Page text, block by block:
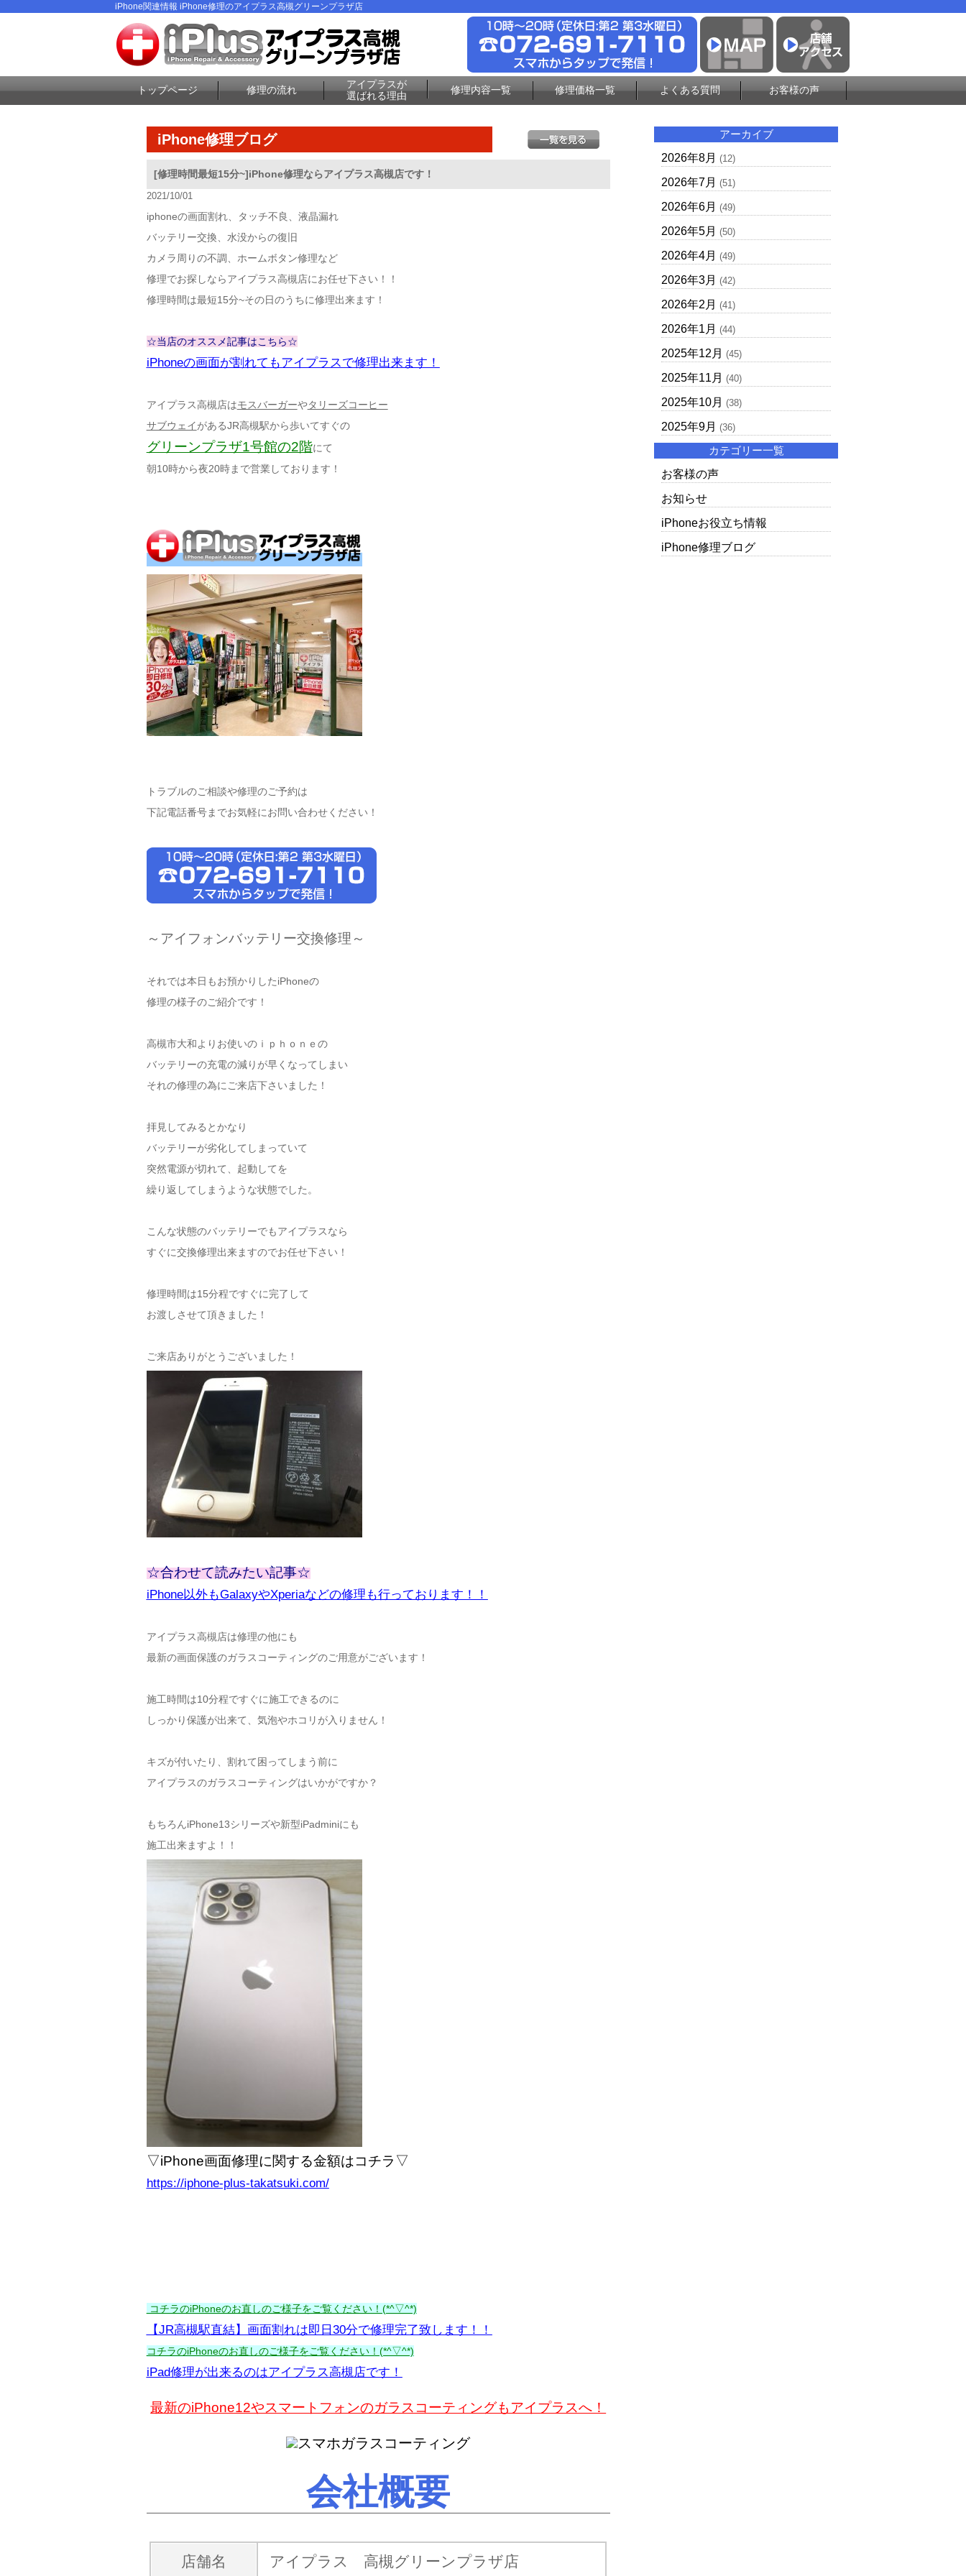
iPhone関連情報 iPhone修理のアイプラス高槻グリーンプラザ店
トップページ 修理の流れ
アイプラスが
選ばれる理由
修理内容一覧 修理価格一覧 よくある質問 お客様の声
iPhone修理ブログ
[修理時間最短15分~]iPhone修理ならアイプラス高槻店です！
2021/10/01
iphoneの画面割れ、タッチ不良、液晶漏れ
バッテリー交換、水没からの復旧
カメラ周りの不調、ホームボタン修理など
修理でお探しならアイプラス高槻店にお任せ下さい！！
修理時間は最短15分~その日のうちに修理出来ます！
☆当店のオススメ記事はこちら☆
iPhoneの画面が割れてもアイプラスで修理出来ます！
アイプラス高槻店はモスバーガーやタリーズコーヒー
サブウェイがあるJR高槻駅から歩いてすぐの
グリーンプラザ1号館の2階にて
朝10時から夜20時まで営業しております！
トラブルのご相談や修理のご予約は
下記電話番号までお気軽にお問い合わせください！
～アイフォンバッテリー交換修理～
それでは本日もお預かりしたiPhoneの
修理の様子のご紹介です！
高槻市大和よりお使いのｉｐｈｏｎｅの
バッテリーの充電の減りが早くなってしまい
それの修理の為にご来店下さいました！
拝見してみるとかなり
バッテリーが劣化してしまっていて
突然電源が切れて、起動してを
繰り返してしまうような状態でした。
こんな状態のバッテリーでもアイプラスなら
すぐに交換修理出来ますのでお任せ下さい！
修理時間は15分程ですぐに完了して
お渡しさせて頂きました！
ご来店ありがとうございました！
☆合わせて読みたい記事☆
iPhone以外もGalaxyやXperiaなどの修理も行っております！！
アイプラス高槻店は修理の他にも
最新の画面保護のガラスコーティングのご用意がございます！
施工時間は10分程ですぐに施工できるのに
しっかり保護が出来て、気泡やホコリが入りません！
キズが付いたり、割れて困ってしまう前に
アイプラスのガラスコーティングはいかがですか？
もちろんiPhone13シリーズや新型iPadminiにも
施工出来ますよ！！
▽iPhone画面修理に関する金額はコチラ▽
https://iphone-plus-takatsuki.com/
コチラのiPhoneのお直しのご様子をご覧ください！(*^▽^*)
【JR高槻駅直結】画面割れは即日30分で修理完了致します！！
コチラのiPhoneのお直しのご様子をご覧ください！(*^▽^*)
iPad修理が出来るのはアイプラス高槻店です！
最新のiPhone12やスマートフォンのガラスコーティングもアイプラスへ！
会社概要
店舗名 アイプラス 高槻グリーンプラザ店
アーカイブ
2026年8月 (12)
2026年7月 (51)
2026年6月 (49)
2026年5月 (50)
2026年4月 (49)
2026年3月 (42)
2026年2月 (41)
2026年1月 (44)
2025年12月 (45)
2025年11月 (40)
2025年10月 (38)
2025年9月 (36)
カテゴリー一覧
お客様の声
お知らせ
iPhoneお役立ち情報
iPhone修理ブログ